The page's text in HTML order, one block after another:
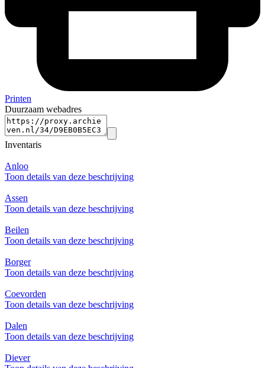
Printen
Duurzaam webadres
Inventaris
Anloo
Toon details van deze beschrijving
Assen
Toon details van deze beschrijving
Beilen
Toon details van deze beschrijving
Borger
Toon details van deze beschrijving
Coevorden
Toon details van deze beschrijving
Dalen
Toon details van deze beschrijving
Diever